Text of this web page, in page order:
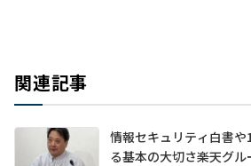
関連記事
情報セキュリティ白書や
る基本の大切さ――楽天グ